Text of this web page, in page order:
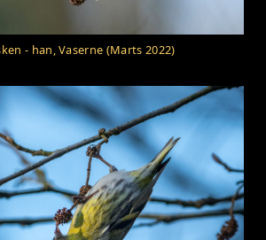
- han, Vaserne (Marts 2022)